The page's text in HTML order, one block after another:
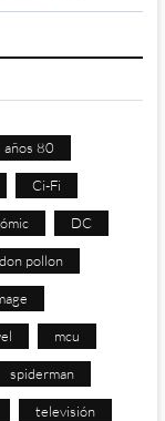
años 80
Ci-Fi
DC
don pollon
mcu
spiderman
televisión